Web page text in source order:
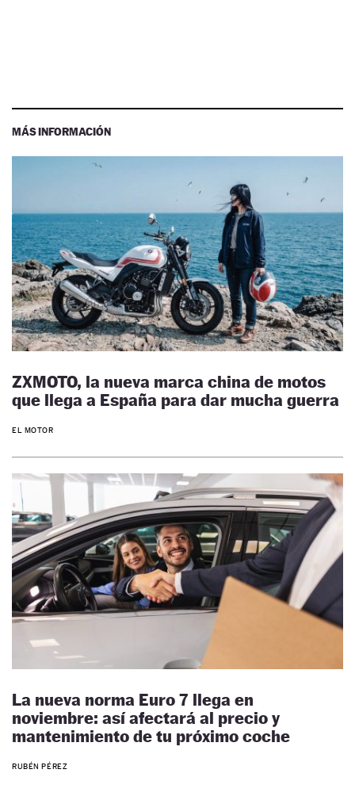
MÁS INFORMACIÓN
ZXMOTO, la nueva marca china de motos
que llega a España para dar mucha guerra
EL MOTOR
La nueva norma Euro 7 llega en
noviembre: así afectará al precio y
mantenimiento de tu próximo coche
RUBÉN PÉREZ